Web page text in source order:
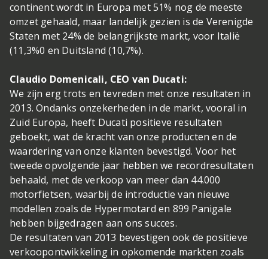
continent wordt in Europa met 51% nog de meeste
omzet gehaald, maar landelijk gezien is de Verenigde
Staten met 24% de belangrijkste markt, voor Italië
(11,3%0 en Duitsland (10,7%).
Claudio Domenicali, CEO van Ducati:
We zijn erg trots en tevreden met onze resultaten in
2013. Ondanks onzekerheden in de markt, vooral in
Zuid Europa, heeft Ducati positieve resultaten
geboekt, wat de kracht van onze producten en de
waardering van onze klanten bevestigd. Voor het
tweede opvolgende jaar hebben we recordresultaten
behaald, met de verkoop van meer dan 44.000
motorfietsen, waarbij de introductie van nieuwe
modellen zoals de Hypermotard en 899 Panigale
hebben bijgedragen aan ons succes.
De resultaten van 2013 bevestigen ook de positieve
verkoopontwikkeling in opkomende markten zoals